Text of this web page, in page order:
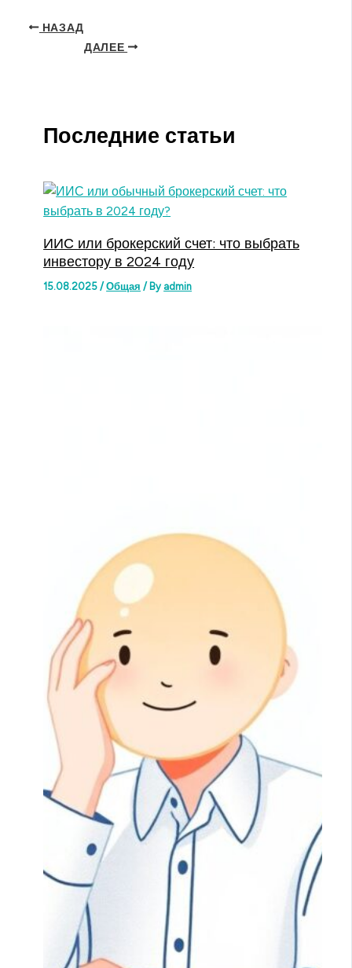
НАЗАД
ДАЛЕЕ
Последние статьи
ИИС или брокерский счет: что выбрать
инвестору в 2024 году
15.08.2025/Общая / By admin